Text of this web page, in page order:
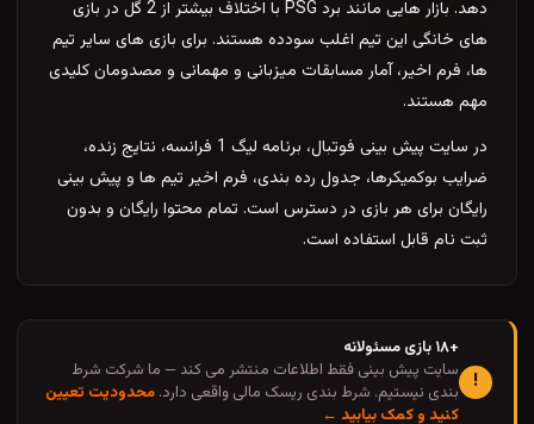
دهد. بازار هایی مانند برد PSG با اختلاف بیشتر از 2 گل در بازی
هستند. برای بازی های سایر تیم
و مهمانی و مصدومان کلیدی
در سایت پیش بینی فوتبال، برنامه لیگ 1 فرانسه، نتایج زنده،
فرم اخیر تیم ها و پیش بینی
است. تمام محتوا رایگان و بدون
منتشر می کند — ما شرکت شرط
مالی واقعی دارد.محدودیت تعیین